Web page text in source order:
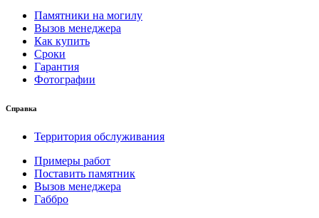
Памятники на могилу
Вызов менеджера
Как купить
Сроки
Гарантия
Фотографии
Справка
Территория обслуживания
Примеры работ
Поставить памятник
Вызов менеджера
Габбро